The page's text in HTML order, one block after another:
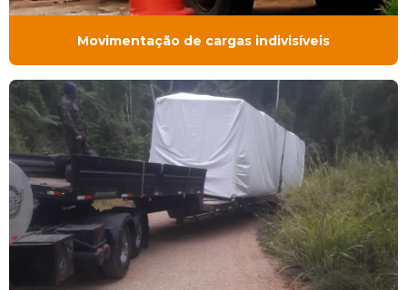
Movimentação de cargas indivisíveis